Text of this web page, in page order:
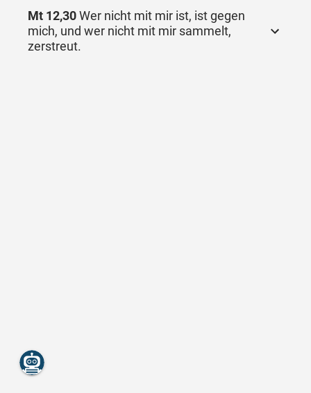
Mt 12,30Wer nicht mit mir ist, ist gegen
mich, und wer nicht mit mir sammelt,
zerstreut.